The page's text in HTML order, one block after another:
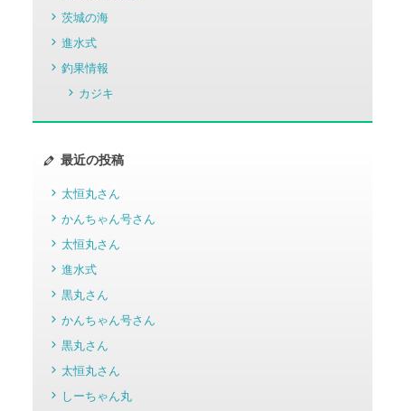
茨城の海
進水式
釣果情報
カジキ
最近の投稿
太恒丸さん
かんちゃん号さん
太恒丸さん
進水式
黒丸さん
かんちゃん号さん
黒丸さん
太恒丸さん
しーちゃん丸